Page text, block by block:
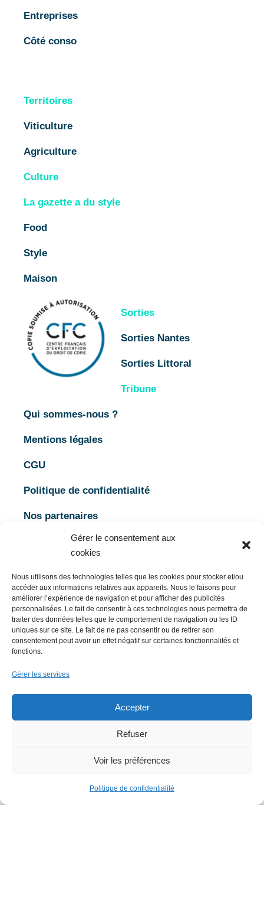
Gérer le consentement aux
cookies
Nous utilisons des technologies telles que les cookies pour stocker et/ou
accéder aux informations relatives aux appareils. Nous le faisons pour
améliorer l’expérience de navigation et pour afficher des publicités
personnalisées. Le fait de consentir à ces technologies nous permettra de
traiter des données telles que le comportement de navigation ou les ID
uniques sur ce site. Le fait de ne pas consentir ou de retirer son
consentement peut avoir un effet négatif sur certaines fonctionnalités et
fonctions.
Gérer les services
Accepter
Refuser
Voir les préférences
Politique de confidentialité
Entreprises
Côté conso
Territoires
Viticulture
Agriculture
Culture
La gazette a du style
Food
Style
Maison
Sorties
Sorties Nantes
Sorties Littoral
Tribune
Qui sommes-nous ?
Mentions légales
CGU
Politique de confidentialité
Nos partenaires
Rechercher
Rechercher
07 69 39 77 54
6 rue René Viviani
44200 Nantes
Services